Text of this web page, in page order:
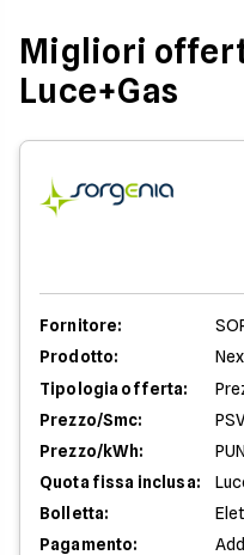
Migliori
Luce+Gas
Fornitore:
Prodotto:
Tipologia offerta:
Prezzo/Smc:
Prezzo/kWh:
Quota fissa inclusa:
Bolletta:
Pagamento: